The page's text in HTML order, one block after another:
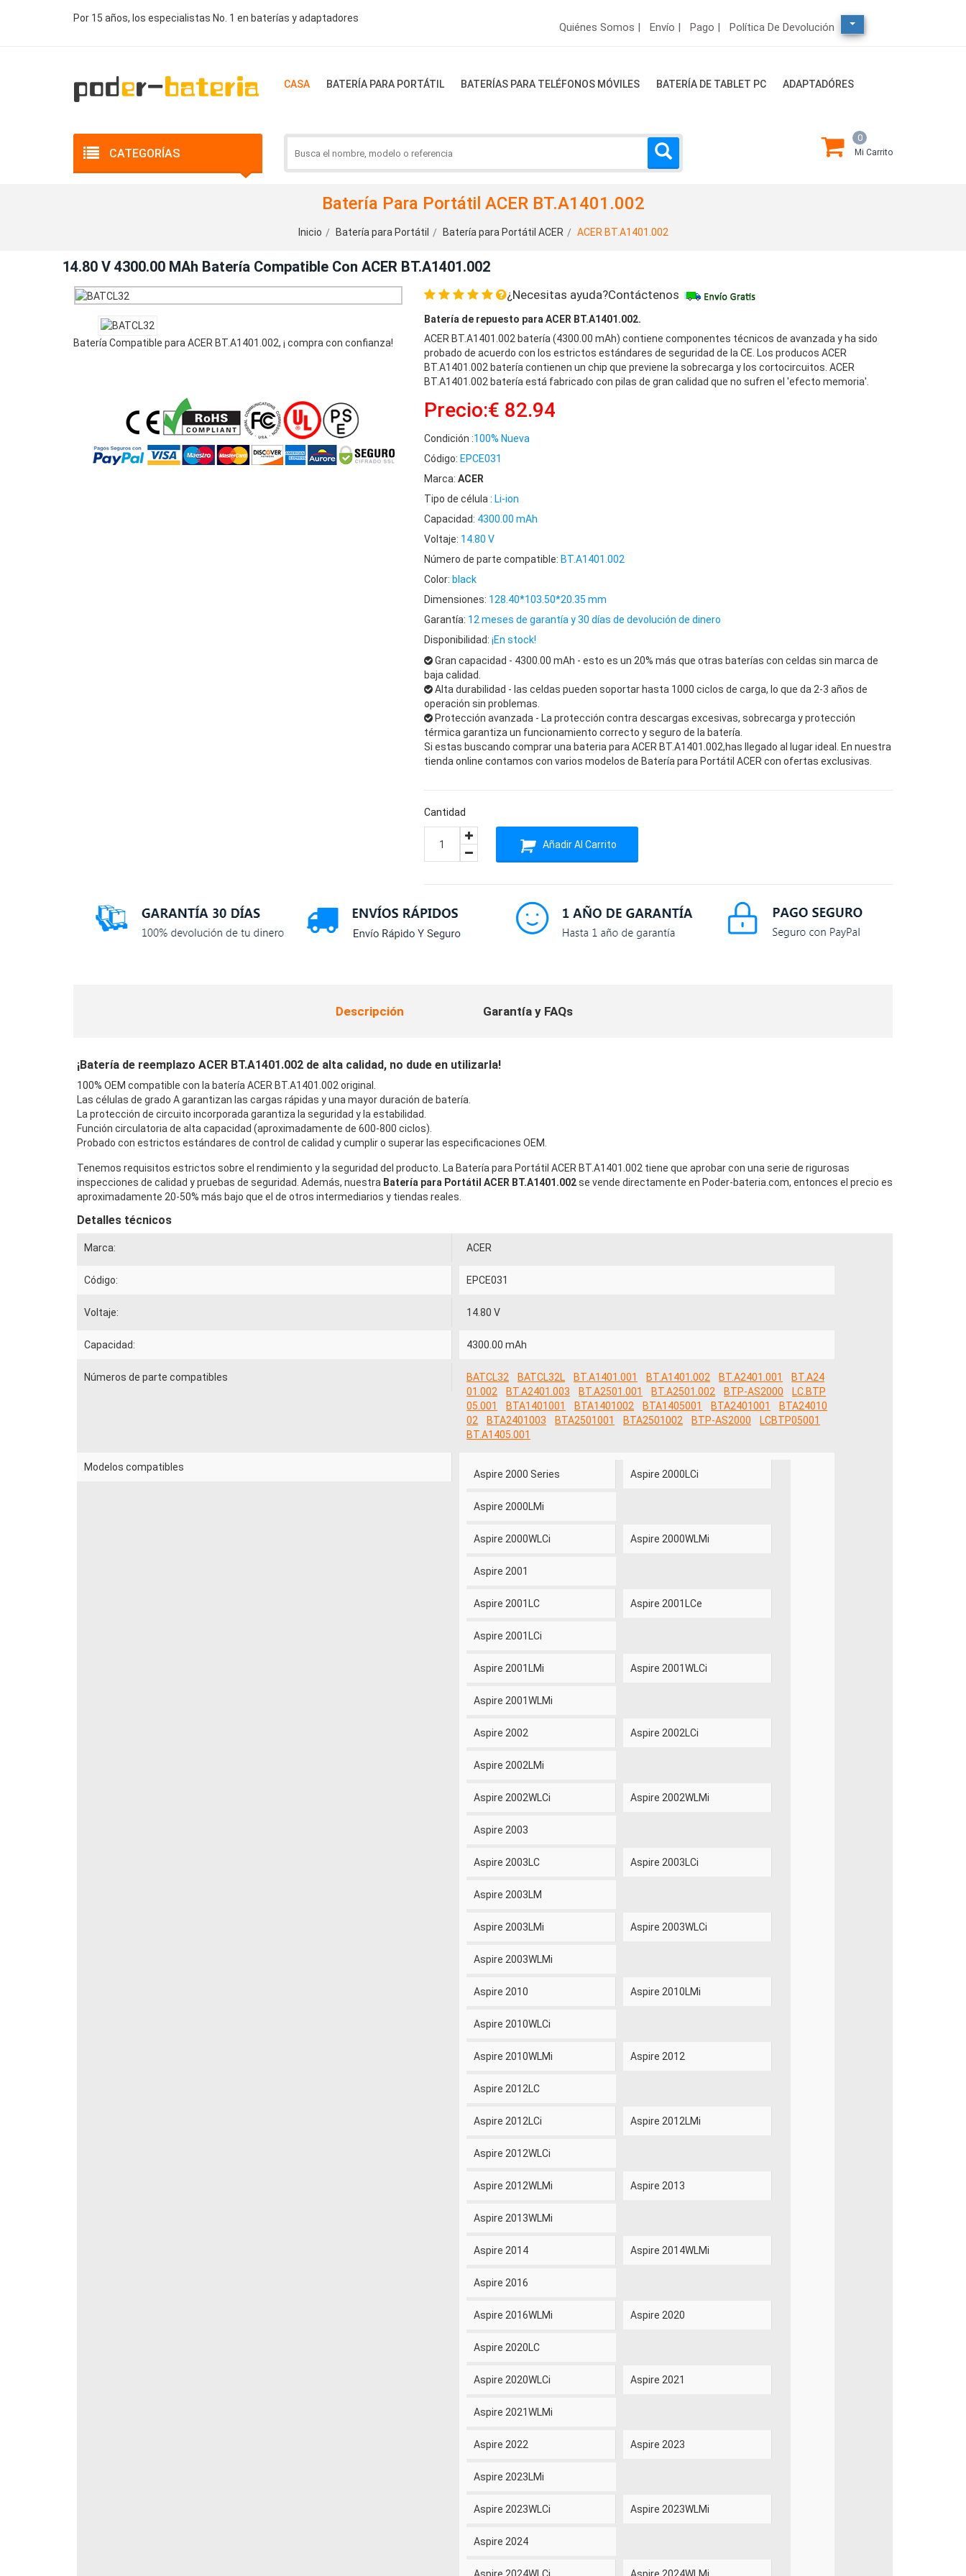
Por 15 años, los especialistas No. 1 en baterías y adaptadores
Quiénes Somos | Envío | Pago | Política De Devolución
CASA BATERÍA PARA PORTÁTIL BATERÍAS PARA TELÉFONOS MÓVILES BATERÍA DE TABLET PC ADAPTADÓRES
CATEGORÍAS
0
Mi Carrito
Batería Para Portátil ACER BT.A1401.002
Inicio Batería para Portátil Batería para Portátil ACER ACER BT.A1401.002
14.80 V 4300.00 MAh Batería Compatible Con ACER BT.A1401.002
Batería Compatible para ACER BT.A1401.002, ¡ compra con confianza!
¿Necesitas ayuda?Contáctenos
Batería de repuesto para ACER BT.A1401.002.
ACER BT.A1401.002 batería (4300.00 mAh) contiene componentes técnicos de avanzada y ha sido
probado de acuerdo con los estrictos estándares de seguridad de la CE. Los producos ACER
BT.A1401.002 batería contienen un chip que previene la sobrecarga y los cortocircuitos. ACER
BT.A1401.002 batería está fabricado con pilas de gran calidad que no sufren el 'efecto memoria'.
Precio:€ 82.94
Condición :100% Nueva
Código: EPCE031
Marca: ACER
Tipo de célula : Li-ion
Capacidad: 4300.00 mAh
Voltaje: 14.80 V
Número de parte compatible: BT.A1401.002
Color: black
Dimensiones: 128.40*103.50*20.35 mm
Garantía: 12 meses de garantía y 30 días de devolución de dinero
Disponibilidad: ¡En stock!
Gran capacidad - 4300.00 mAh - esto es un 20% más que otras baterías con celdas sin marca de
baja calidad.
Alta durabilidad - las celdas pueden soportar hasta 1000 ciclos de carga, lo que da 2-3 años de
operación sin problemas.
Protección avanzada - La protección contra descargas excesivas, sobrecarga y protección
térmica garantiza un funcionamiento correcto y seguro de la batería.
Si estas buscando comprar una bateria para ACER BT.A1401.002,has llegado al lugar ideal. En nuestra
tienda online contamos con varios modelos de Batería para Portátil ACER con ofertas exclusivas.
Cantidad
Añadir Al Carrito
Descripción Garantía y FAQs
¡Batería de reemplazo ACER BT.A1401.002 de alta calidad, no dude en utilizarla!
100% OEM compatible con la batería ACER BT.A1401.002 original.
Las células de grado A garantizan las cargas rápidas y una mayor duración de batería.
La protección de circuito incorporada garantiza la seguridad y la estabilidad.
Función circulatoria de alta capacidad (aproximadamente de 600-800 ciclos).
Probado con estrictos estándares de control de calidad y cumplir o superar las especificaciones OEM.
Tenemos requisitos estrictos sobre el rendimiento y la seguridad del producto. La Batería para Portátil ACER BT.A1401.002 tiene que aprobar con una serie de rigurosas
inspecciones de calidad y pruebas de seguridad. Además, nuestra Batería para Portátil ACER BT.A1401.002se vende directamente en Poder-bateria.com, entonces el precio es
aproximadamente 20-50% más bajo que el de otros intermediarios y tiendas reales.
Detalles técnicos
Marca: ACER
Código: EPCE031
Voltaje: 14.80 V
Capacidad: 4300.00 mAh
Números de parte compatibles BATCL32 BATCL32L BT.A1401.001 BT.A1401.002 BT.A2401.001
BT.A24
01.002
BT.A2401.003 BT.A2501.001 BT.A2501.002 BTP-AS2000
LC.BTP
05.001
BTA1401001 BTA1401002 BTA1405001 BTA2401001
BTA24010
02
BTA2401003 BTA2501001 BTA2501002 BTP-AS2000
LCBTP05001
BT.A1405.001
Modelos compatibles
Aspire 2000 Series Aspire 2000LCi
Aspire 2000LMi
Aspire 2000WLCi Aspire 2000WLMi
Aspire 2001
Aspire 2001LC Aspire 2001LCe
Aspire 2001LCi
Aspire 2001LMi Aspire 2001WLCi
Aspire 2001WLMi
Aspire 2002 Aspire 2002LCi
Aspire 2002LMi
Aspire 2002WLCi Aspire 2002WLMi
Aspire 2003
Aspire 2003LC Aspire 2003LCi
Aspire 2003LM
Aspire 2003LMi Aspire 2003WLCi
Aspire 2003WLMi
Aspire 2010 Aspire 2010LMi
Aspire 2010WLCi
Aspire 2010WLMi Aspire 2012
Aspire 2012LC
Aspire 2012LCi Aspire 2012LMi
Aspire 2012WLCi
Aspire 2012WLMi Aspire 2013
Aspire 2013WLMi
Aspire 2014 Aspire 2014WLMi
Aspire 2016
Aspire 2016WLMi Aspire 2020
Aspire 2020LC
Aspire 2020WLCi Aspire 2021
Aspire 2021WLMi
Aspire 2022 Aspire 2023
Aspire 2023LMi
Aspire 2023WLCi Aspire 2023WLMi
Aspire 2024